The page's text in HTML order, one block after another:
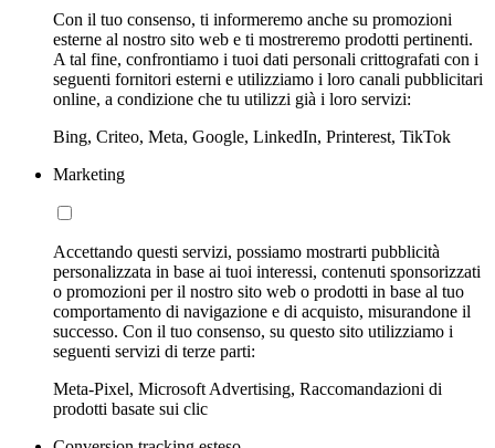
Con il tuo consenso, ti informeremo anche su promozioni
esterne al nostro sito web e ti mostreremo prodotti pertinenti.
A tal fine, confrontiamo i tuoi dati personali crittografati con i
seguenti fornitori esterni e utilizziamo i loro canali pubblicitari
online, a condizione che tu utilizzi già i loro servizi:
Bing, Criteo, Meta, Google, LinkedIn, Printerest, TikTok
Marketing
Accettando questi servizi, possiamo mostrarti pubblicità
personalizzata in base ai tuoi interessi, contenuti sponsorizzati
o promozioni per il nostro sito web o prodotti in base al tuo
comportamento di navigazione e di acquisto, misurandone il
successo. Con il tuo consenso, su questo sito utilizziamo i
seguenti servizi di terze parti:
Meta-Pixel, Microsoft Advertising, Raccomandazioni di
prodotti basate sui clic